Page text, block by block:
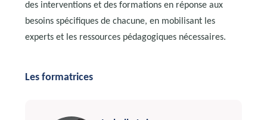
des interventions et des formations en réponse aux
besoins spécifiques de chacune, en mobilisant les
experts et les ressources pédagogiques nécessaires.
Les formatrices